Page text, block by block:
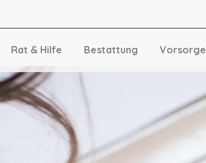
Rat & Hilfe Bestattung Vorsorge